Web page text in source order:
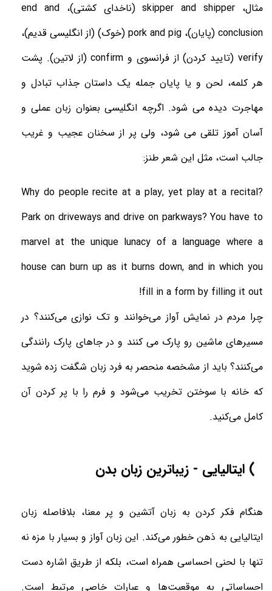
مثال، skipper and shipper(ناخدای کشتی)،end and
conclusion (پایان)، pork and pig (خوک) (از انگلیسی قدیم)،
verify(تایید کردن) از فرانسوی و confirm(از لاتین). پشت
هر کلمه، لحن و یا پایان جمله یک داستان جذاب تبادل و
مهاجرت دیده می شود. اگرچه انگلیسی بعنوان زبان عملی و
آسان آموز تلقی می شود، ولی پر از سخنان عجیب و غریب
جالب است، مثل این شعر طنز:
Why do people recite at a play, yet play at a recital?
Park on driveways and drive on parkways? You have to
marvel at the unique lunacy of a language where a
house can burn up as it burns down, and in which you
fill in a form by filling it out
!
چرا مردم در نمایش آواز می‌خوانند و تک نوازی می‌کنند؟ در
مسیرهای ماشین رو پارک می کنند و در جاهای پارک رانندگی
می‌کنند؟ باید از مشخصه منحصر به فرد زبان شگفت زده شوید
که خانه با سوختن تخریب می‌شود و فرم را با پر کردن آن
کامل می‌کنید.
هنگام فکر کردن به زبان آتشین و پر معنا، بلافاصله زبان
ایتالیایی به ذهن خطور می‌کند. این زبان آواز و بسیار با مزه نه
تنها با لحنی احساسی همراه است، بلکه از طریق اشاره دست
احساساتی به موقعیت‌ها و عبارات خاصی مرتبط است.